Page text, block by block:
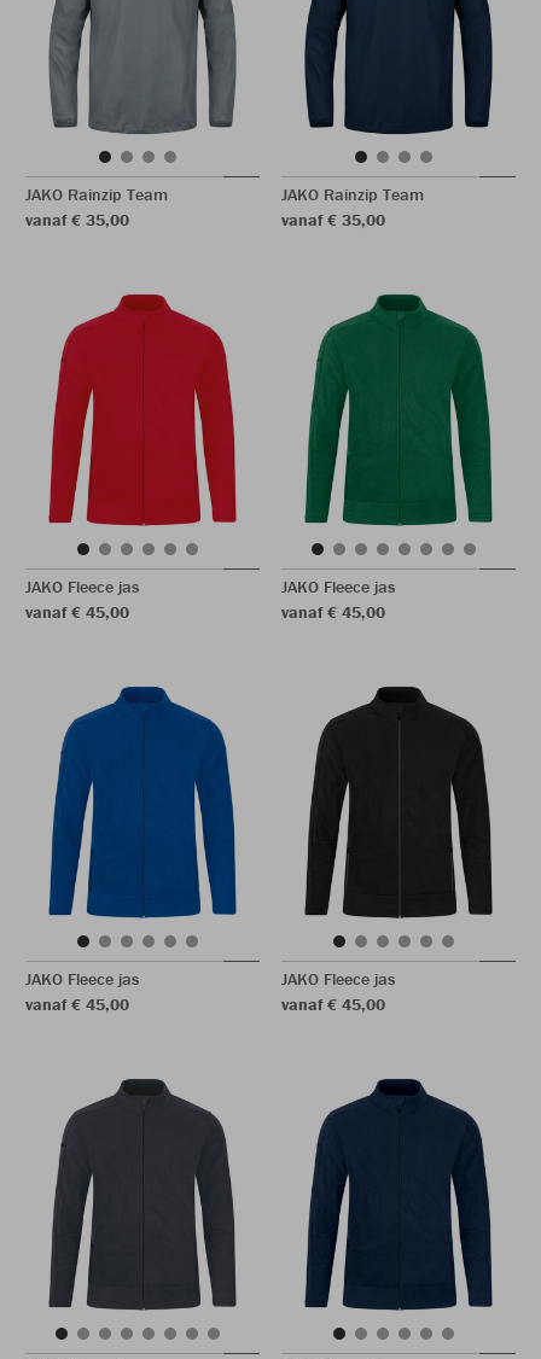
JAKO Rainzip Team
vanaf € 35,00
JAKO Rainzip Team
vanaf € 35,00
JAKO Fleece jas
vanaf € 45,00
JAKO Fleece jas
vanaf € 45,00
JAKO Fleece jas
vanaf € 45,00
JAKO Fleece jas
vanaf € 45,00